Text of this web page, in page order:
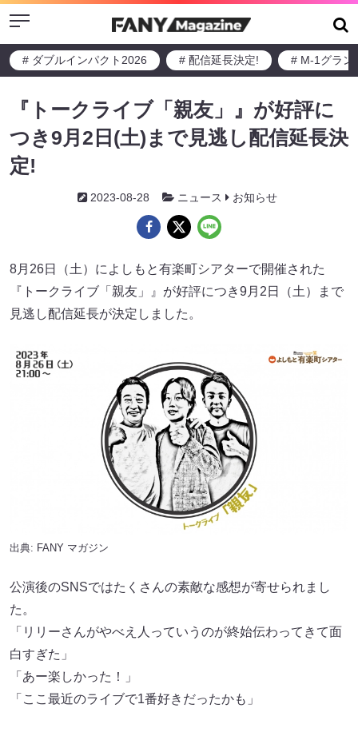
Menu
# ダブルインパクト2026 # 配信延長決定! # M-1グラン
『トークライブ「親友」』が好評に
つき9月2日(土)まで見逃し配信延長決
定!
2023-08-28 ニュース お知らせ
8月26日（土）によしもと有楽町シアターで開催された
『トークライブ「親友」』が好評につき9月2日（土）まで
見逃し配信延長が決定しました。
出典: FANY マガジン
公演後のSNSではたくさんの素敵な感想が寄せられまし
た。
「リリーさんがやべえ人っていうのが終始伝わってきて面
白すぎた」
「あー楽しかった！」
「ここ最近のライブで1番好きだったかも」